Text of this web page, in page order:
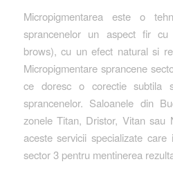
Micropigmentarea este o
sprancenelor un aspect fir
brows), cu un efect natural si
Micropigmentare sprancene
ce doresc o corectie subtila
sprancenelor. Saloanele din
zonele Titan, Dristor, Vitan sau
aceste servicii specializate
sector 3 pentru mentinerea